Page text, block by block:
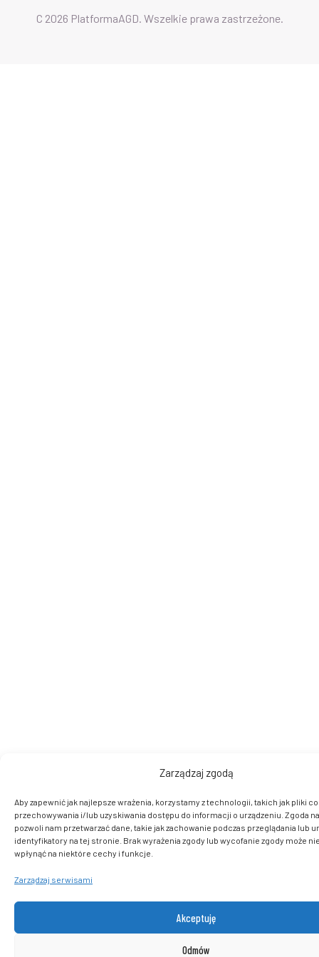
Zarządzaj zgodą
Aby zapewnić jak najlepsze wrażenia, korzystamy z technologii, takich jak pliki
przechowywania i/lub uzyskiwania dostępu do informacji o urządzeniu. Zgoda
pozwoli nam przetwarzać dane, takie jak zachowanie podczas przeglądania lub
identyfikatory na tej stronie. Brak wyrażenia zgody lub wycofanie zgody może
wpłynąć na niektóre cechy i funkcje.
Zarządzaj serwisami
Akceptuję
Odmów
C 2026 PlatformaAGD. Wszelkie prawa zastrzeżone.